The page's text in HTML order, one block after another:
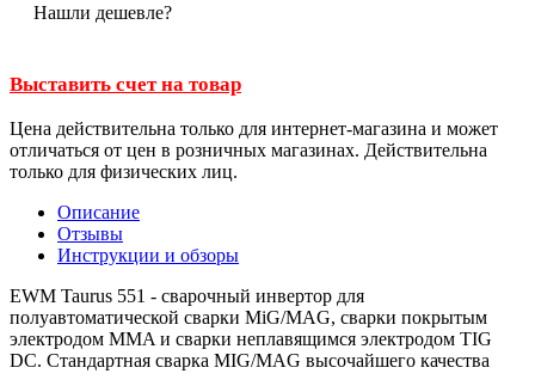
Нашли дешевле?
Выставить счет на товар
Цена действительна только для интернет-магазина и может
отличаться от цен в розничных магазинах. Действительна
только для физических лиц.
Описание
Отзывы
Инструкции и обзоры
EWM Taurus 551 - сварочный инвертор для
полуавтоматической сварки MiG/MAG, сварки покрытым
электродом MMA и сварки неплавящимся электродом TIG
DC. Стандартная сварка MIG/MAG высочайшего качества